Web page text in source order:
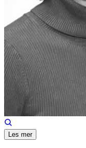
Les mer